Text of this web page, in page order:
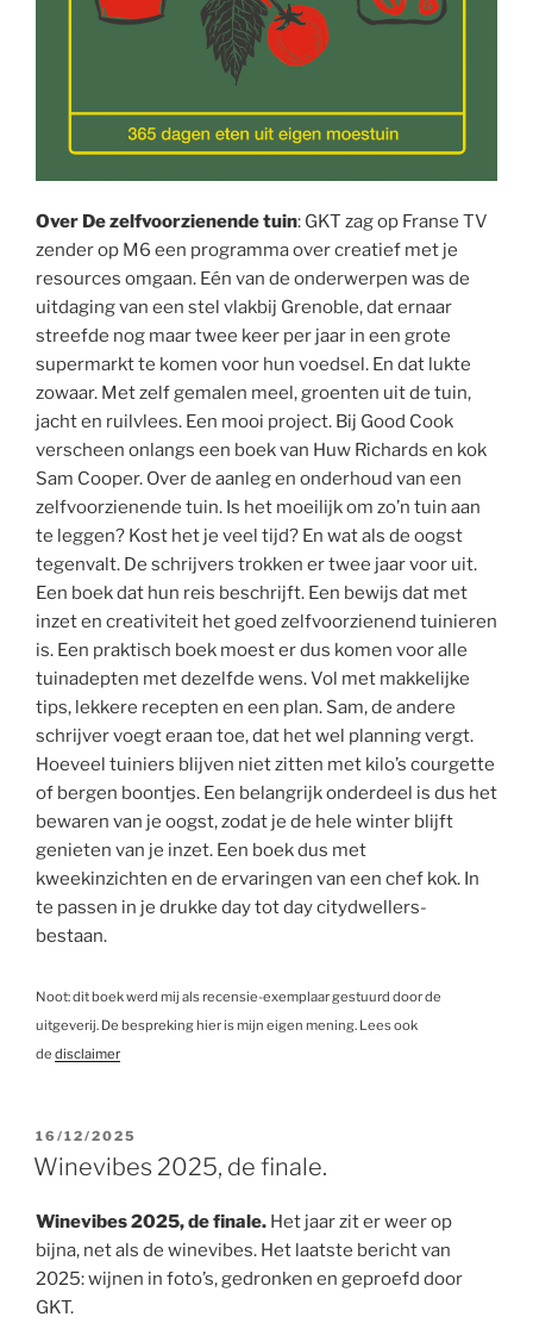
Over De zelfvoorzienende tuin: GKT zag op Franse TV
zender op M6 een programma over creatief met je
resources omgaan. Eén van de onderwerpen was de
uitdaging van een stel vlakbij Grenoble, dat ernaar
streefde nog maar twee keer per jaar in een grote
supermarkt te komen voor hun voedsel. En dat lukte
zowaar. Met zelf gemalen meel, groenten uit de tuin,
jacht en ruilvlees. Een mooi project. Bij Good Cook
verscheen onlangs een boek van Huw Richards en kok
Sam Cooper. Over de aanleg en onderhoud van een
zelfvoorzienende tuin. Is het moeilijk om zo’n tuin aan
te leggen? Kost het je veel tijd? En wat als de oogst
tegenvalt. De schrijvers trokken er twee jaar voor uit.
Een boek dat hun reis beschrijft. Een bewijs dat met
inzet en creativiteit het goed zelfvoorzienend tuinieren
is. Een praktisch boek moest er dus komen voor alle
tuinadepten met dezelfde wens. Vol met makkelijke
tips, lekkere recepten en een plan. Sam, de andere
schrijver voegt eraan toe, dat het wel planning vergt.
Hoeveel tuiniers blijven niet zitten met kilo’s courgette
of bergen boontjes. Een belangrijk onderdeel is dus het
bewaren van je oogst, zodat je de hele winter blijft
genieten van je inzet. Een boek dus met
kweekinzichten en de ervaringen van een chef kok. In
te passen in je drukke day tot day citydwellers-
bestaan.
Noot: dit boek werd mij als recensie-exemplaar gestuurd door de
uitgeverij. De bespreking hier is mijn eigen mening. Lees ook
de disclaimer
GEPLAATST
OP
16/12/2025
Winevibes 2025, de finale.
Winevibes 2025, de finale. Het jaar zit er weer op
bijna, net als de winevibes. Het laatste bericht van
2025: wijnen in foto’s, gedronken en geproefd door
GKT.